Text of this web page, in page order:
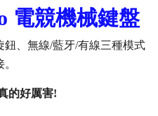
電競機械鍵盤
、 無線/藍牙/有線三種模式
。
的好厲害!